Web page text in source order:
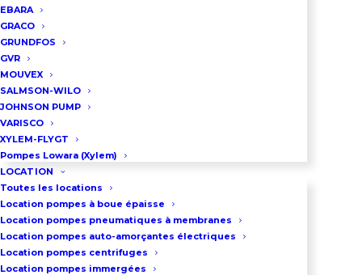
EBARA
GRACO
GRUNDFOS
GVR
MOUVEX
SALMSON-WILO
JOHNSON PUMP
VARISCO
XYLEM-FLYGT
Pompes Lowara (Xylem)
LOCATION
Toutes les locations
Location pompes à boue épaisse
Location pompes pneumatiques à membranes
Location pompes auto-amorçantes électriques
Location pompes centrifuges
Location pompes immergées